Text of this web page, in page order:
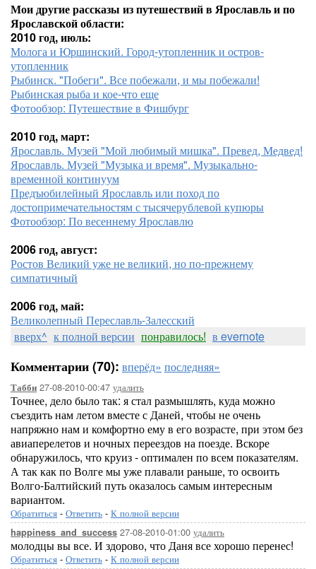
Мои другие рассказы из путешествий в Ярославль и по
Ярославской области:
2010 год, июль:
Молога и Юршинский. Город-утопленник и остров-
утопленник
Рыбинск. "Побеги". Все побежали, и мы побежали!
Рыбинская рыба и кое-что еще
Фотообзор: Путешествие в Фишбург
2010 год, март:
Ярославль. Музей "Мой любимый мишка". Превед, Медвед!
Ярославль. Музей "Музыка и время". Музыкально-
временной континуум
Предъюбилейный Ярославль или поход по
достопримечательностям с тысячерублевой купюры
Фотообзор: По весеннему Ярославлю
2006 год, август:
Ростов Великий уже не великий, но по-прежнему
симпатичный
2006 год, май:
Великолепный Переславль-Залесский
вверх^ к полной версии понравилось! в evernote
Комментарии (70): вперёд» последняя»
Табби 27-08-2010-00:47 удалить
Точнее, дело было так: я стал размышлять, куда можно
съездить нам летом вместе с Даней, чтобы не очень
напряжно нам и комфортно ему в его возрасте, при этом без
авиаперелетов и ночных переездов на поезде. Вскоре
обнаружилось, что круиз - оптимален по всем показателям.
А так как по Волге мы уже плавали раньше, то освоить
Волго-Балтийский путь оказалось самым интересным
вариантом.
Обратиться - Ответить - К полной версии
happiness_and_success 27-08-2010-01:00 удалить
молодцы вы все. И здорово, что Даня все хорошо перенес!
Обратиться - Ответить - К полной версии